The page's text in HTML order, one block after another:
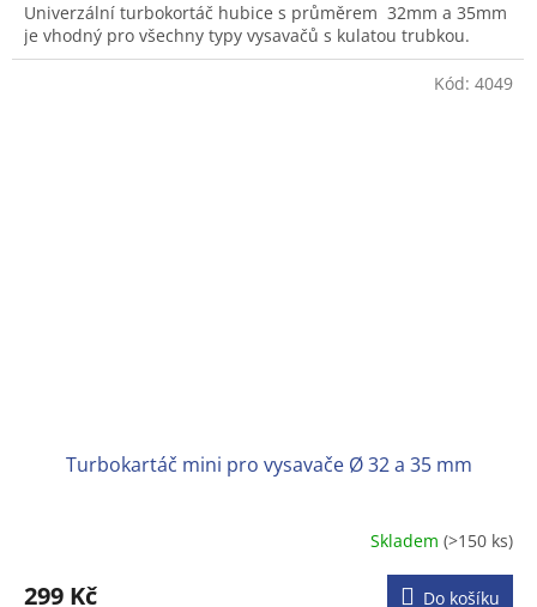
z
5
hvězdiček.
Univerzální turbokortáč hubice s průměrem 32mm a 35mm
je vhodný pro všechny typy vysavačů s kulatou trubkou.
Turbokartáč mini pro vysavače Ø 32 a 35 mm
produktu
Skladem(>150 ks)
299 Kč Do košíku
Kód: 4049